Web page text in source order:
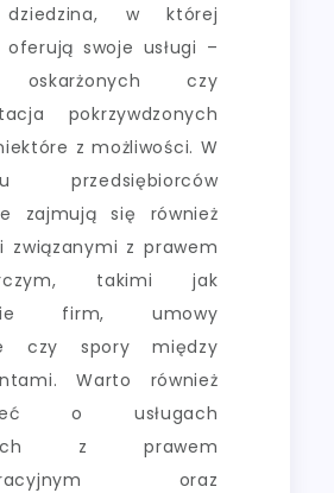
w której
oferują swoje usługi –
oskarżonych czy
pokrzywdzonych
z możliwości. W
przedsiębiorców
zajmują się również
związanymi z prawem
takimi jak
firm, umowy
czy spory między
Warto również
o usługach
z prawem
oraz